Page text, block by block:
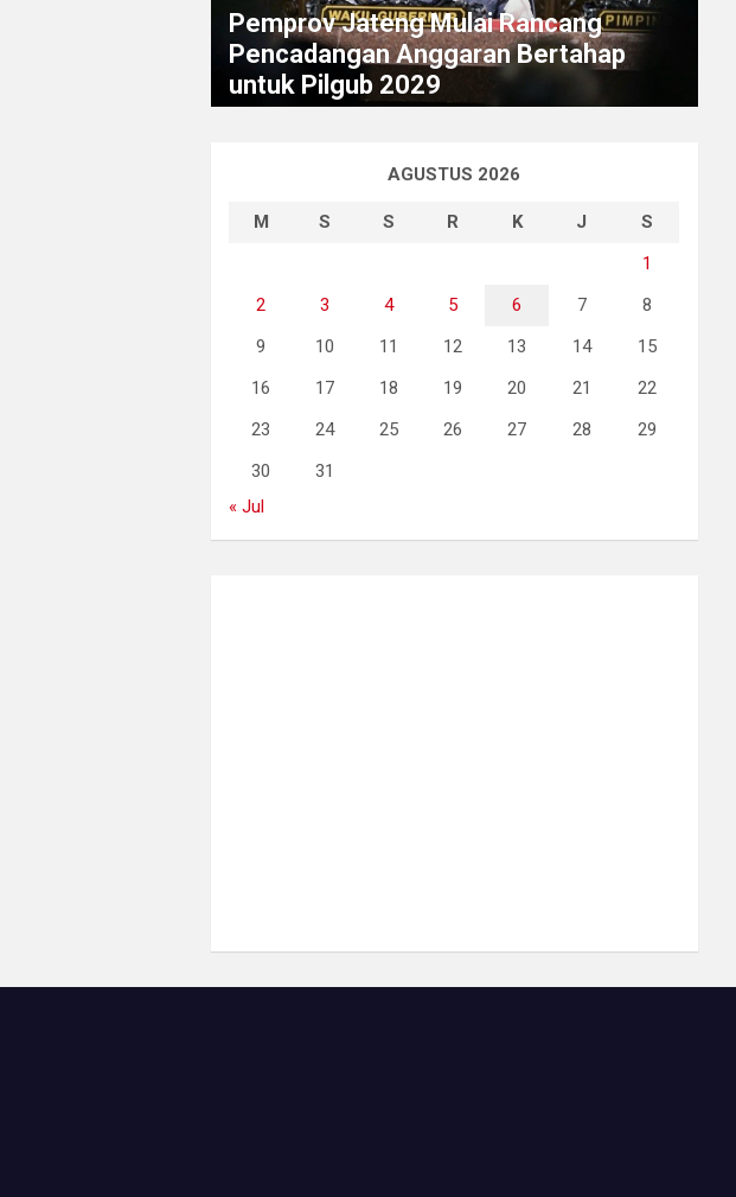
Pemprov Jateng Mulai Rancang
Pencadangan Anggaran Bertahap
untuk Pilgub 2029
AGUSTUS 2026
M S S R K J
S
1
2
3 4 5 6 7
8
9
10 11 12 13 14
15
16
17 18 19 20 21
22
23
24 25 26 27 28
29
30
31
« Jul